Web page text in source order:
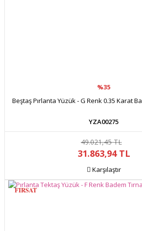
%35
Beştaş Pırlanta Yüzük - G Renk 0.35 Karat
YZA00275
49.021,45 TL
31.863,94 TL
Karşılaştır
FIRSAT